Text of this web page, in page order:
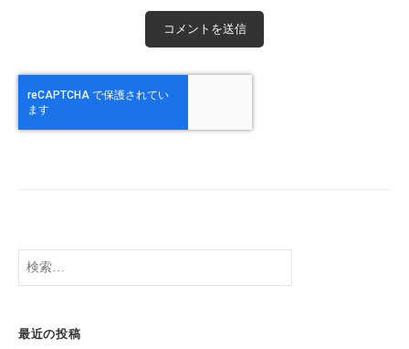
検
最近の投稿